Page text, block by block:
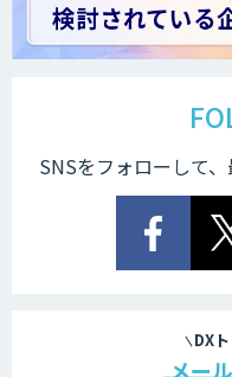
ジェ
「業
SNSをフォローして
DX
メー